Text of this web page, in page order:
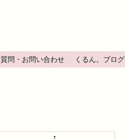
問・お問い合わせ くるん。ブログ